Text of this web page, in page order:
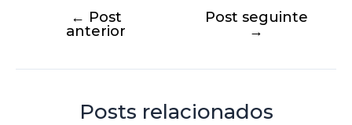
← Post
anterior
Post seguinte
→
Posts relacionados